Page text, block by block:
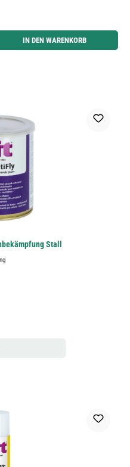
benutze die Schaltflächen um die Anzahl zu
IN DEN WARENKORB
Stall